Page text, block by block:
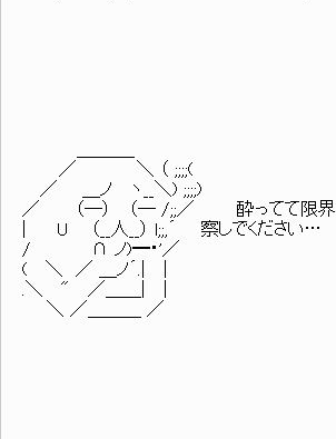
／ ＼ （ ;;;;(
／ ＿ノ ヽ__＼) ;;;;)
／ （─） （─ /;;／ 酔ってて限界
| U （__人__） l;;,´ 察しでください…
/ ∩ ノ)━・'／
( ＼ ／ ＿ノ´.| |
.＼ " ／＿＿| |
＼ ／＿＿＿ ／